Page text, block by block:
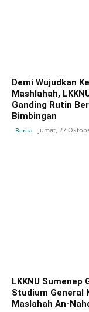
Demi Wujudkan
Mashlahah,
Ganding Rutin
Bimbingan
Berita Jumat, 27
LKKNU Sumenep
Studium General
Maslahah An-